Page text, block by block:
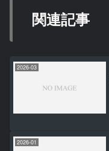
関連記事
2026-03
2026-01